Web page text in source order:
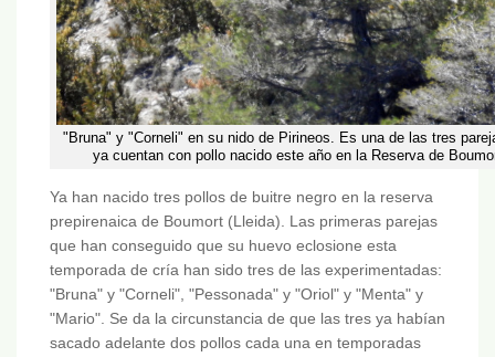
"Bruna" y "Corneli" en su nido de Pirineos. Es una de las tres
ya cuentan con pollo nacido este año en la Reserva de
Ya han nacido tres pollos de buitre negro en la reserva
prepirenaica de Boumort (Lleida). Las primeras parejas
que han conseguido que su huevo eclosione esta
temporada de cría han sido tres de las experimentadas:
"Bruna" y "Corneli", "Pessonada" y "Oriol" y "Menta" y
"Mario". Se da la circunstancia de que las tres ya habían
sacado adelante dos pollos cada una en temporadas